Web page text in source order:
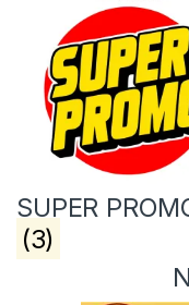
SUPER
(3)